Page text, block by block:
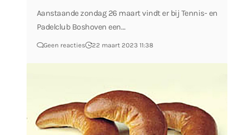
Aanstaande zondag 26 maart vindt er bij Tennis- en
Padelclub Boshoven een…
Geen reacties 22 maart 2023 11:38